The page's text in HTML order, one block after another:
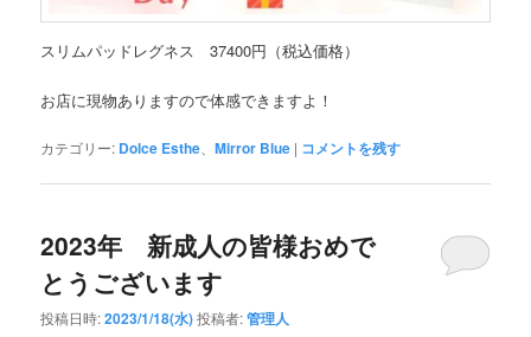
スリムパッドレグネス 37400円（税込価格）
お店に現物ありますので体感できますよ！
カテゴリー: Dolce Esthe 、Mirror Blue | コメントを残す
2023年 新成人の皆様おめで
とうございます
投稿日時:2023/1/18(水)投稿者:管理人